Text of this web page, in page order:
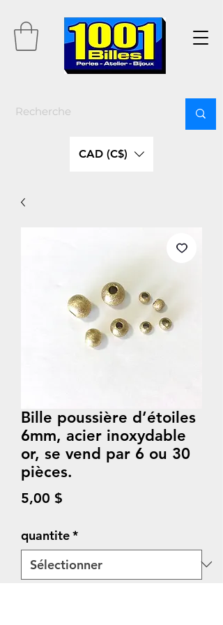
CAD (C$)
Bille poussière d’étoiles
6mm, acier inoxydable
or, se vend par 6 ou 30
pièces.
5,00 $
quantite*